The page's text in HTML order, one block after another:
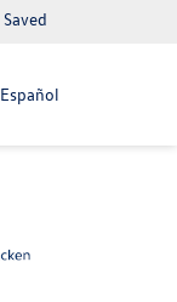
Saved
Español